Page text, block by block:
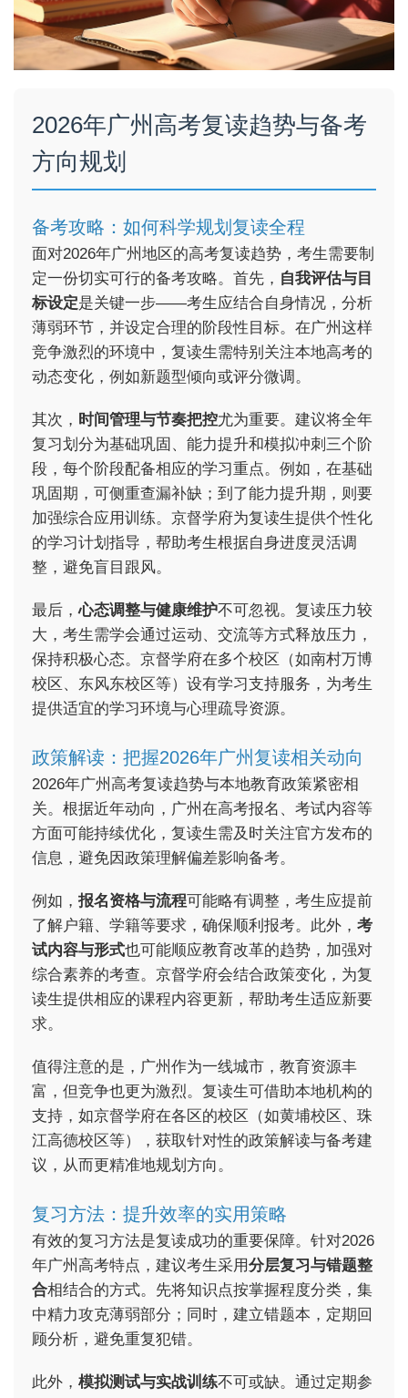
2026年广州高考复读趋势与备考
方向规划
备考攻略：如何科学规划复读全程
面对2026年广州地区的高考复读趋势，考生需要制
定一份切实可行的备考攻略。首先， 自我评估与目
标设定是关键一步——考生应结合自身情况，分析
薄弱环节，并设定合理的阶段性目标。在广州这样
竞争激烈的环境中，复读生需特别关注本地高考的
动态变化，例如新题型倾向或评分微调。
其次， 时间管理与节奏把控尤为重要。建议将全年
复习划分为基础巩固、能力提升和模拟冲刺三个阶
段，每个阶段配备相应的学习重点。例如，在基础
巩固期，可侧重查漏补缺；到了能力提升期，则要
加强综合应用训练。京督学府为复读生提供个性化
的学习计划指导，帮助考生根据自身进度灵活调
整，避免盲目跟风。
最后，心态调整与健康维护不可忽视。复读压力较
大，考生需学会通过运动、交流等方式释放压力，
保持积极心态。京督学府在多个校区（如南村万博
校区、东风东校区等）设有学习支持服务，为考生
提供适宜的学习环境与心理疏导资源。
政策解读：把握2026年广州复读相关动向
2026年广州高考复读趋势与本地教育政策紧密相
关。根据近年动向，广州在高考报名、考试内容等
方面可能持续优化，复读生需及时关注官方发布的
信息，避免因政策理解偏差影响备考。
例如， 报名资格与流程可能略有调整，考生应提前
了解户籍、学籍等要求，确保顺利报考。此外， 考
试内容与形式也可能顺应教育改革的趋势，加强对
综合素养的考查。京督学府会结合政策变化，为复
读生提供相应的课程内容更新，帮助考生适应新要
求。
值得注意的是，广州作为一线城市，教育资源丰
富，但竞争也更为激烈。复读生可借助本地机构的
支持，如京督学府在各区的校区（如黄埔校区、珠
江高德校区等），获取针对性的政策解读与备考建
议，从而更精准地规划方向。
复习方法：提升效率的实用策略
有效的复习方法是复读成功的重要保障。针对2026
年广州高考特点，建议考生采用分层复习与错题整
合相结合的方式。先将知识点按掌握程度分类，集
中精力攻克薄弱部分；同时，建立错题本，定期回
顾分析，避免重复犯错。
此外， 模拟测试与实战训练不可或缺。通过定期参